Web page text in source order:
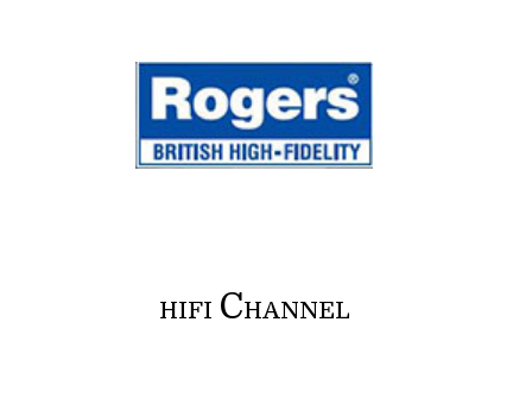
HIFI CHANNEL